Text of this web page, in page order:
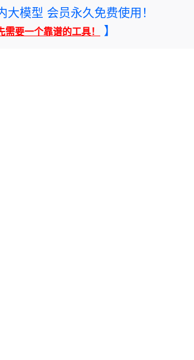
模型 会员永久免费使用！
要一个靠谱的工具！ 】